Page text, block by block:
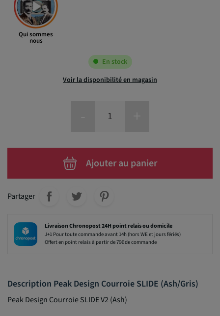
Qui sommes
nous
En stock
Voir la disponibilité en magasin
Ajouter au panier
Partager
Livraison Chronopost 24H point relais ou domicile
J+1 Pour toute commande avant 14h (hors WE et jours fériés)
Offert en point relais à partir de 79€ de commande
Description Peak Design Courroie SLIDE (Ash/Gris)
Peak Design Courroie SLIDE V2 (Ash)